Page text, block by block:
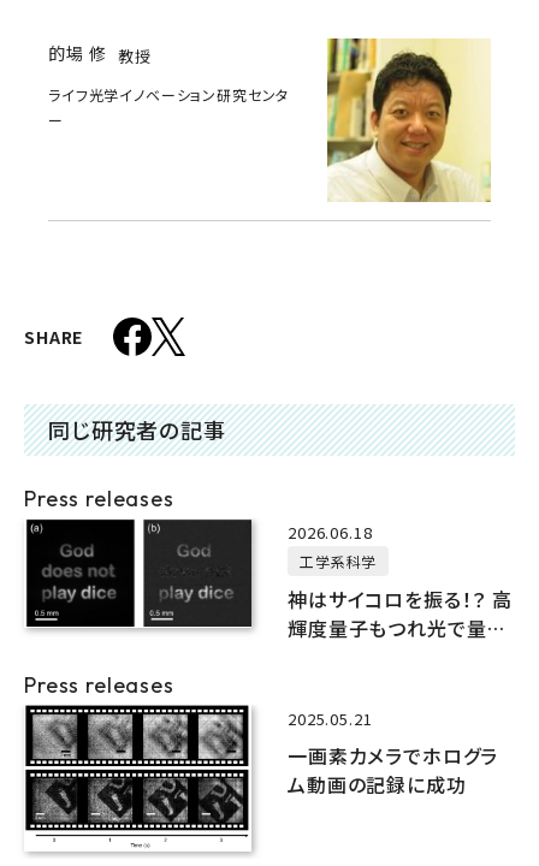
的場 修 教授
ライフ光学イノベーション研究センタ
ー
SHARE
同じ研究者の記事
Press releases
2026.06.18
工学系科学
神はサイコロを振る！？ 高
輝度量子もつれ光で量子
Press releases
2025.05.21
一画素カメラでホログラ
ム動画の記録に成功